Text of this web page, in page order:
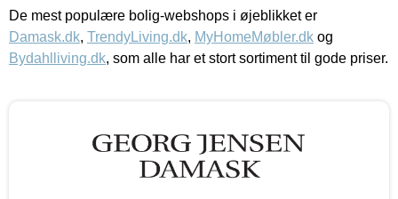
De mest populære bolig-webshops i øjeblikket er
Damask.dk, TrendyLiving.dk, MyHomeMøbler.dk og
Bydahlliving.dk, som alle har et stort sortiment til gode priser.